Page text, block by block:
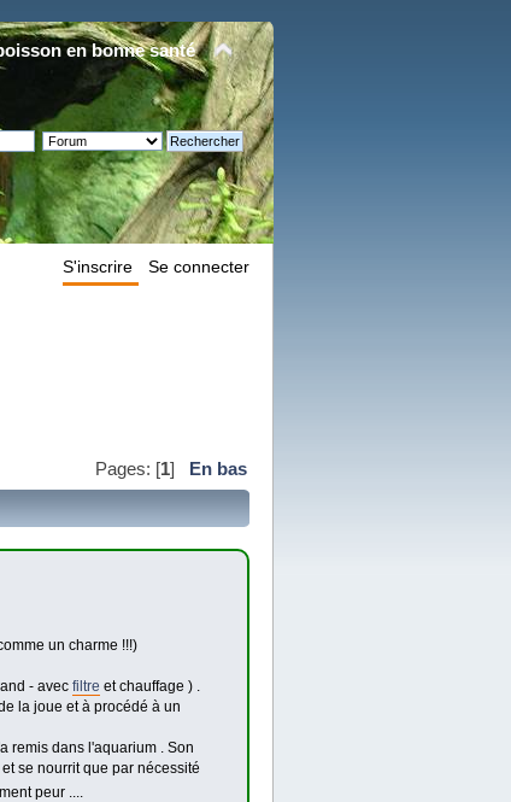
en bonne santé
Se connecter
S'inscrire
Pages: [1] En bas
un charme !!!)
- avec filtre et chauffage ) .
la joue et à procédé à un
remis dans l'aquarium . Son
se nourrit que par nécessité
peur ....